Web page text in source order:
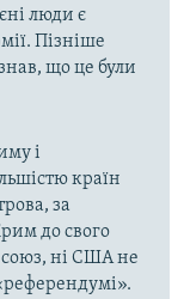
люди є
Пізніше
що це були
і
країн
за
до свого
союз, ні США не